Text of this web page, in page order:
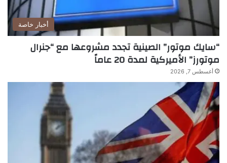
أخبار خاصة
“سايك موتور” الصينية تجدد مشروعها مع “جنرال
موتورز” الأميركية لمدة 20 عاماً
أغسطس 7, 2026